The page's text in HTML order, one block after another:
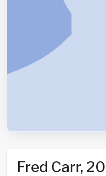
Fred Carr, 20